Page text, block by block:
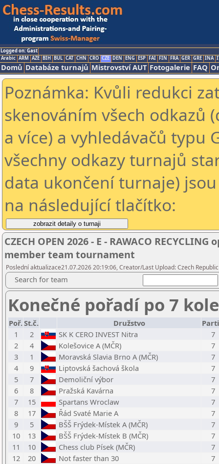
Logged on: Gast
Arabic ARM AZE BIH BUL CAT CHN CRO CZE DEN ENG ESP FAI FIN FRA GER GRE INA
Domů Databáze turnajů Mistrovství AUT Fotogalerie FAQ
Poznámka: Kvůli redukci
skenováním všech odkazů
a více) a vyhledávačů typu
všechny odkazy turnajů
data ukončení turnaje)
na následující tlačítko:
CZECH OPEN 2026 - E - RAWACO
member team tournament
Poslední aktualizace21.07.2026 20:19:06, Creator/Last Upload: Czech
Search for team
Konečné pořadí po 7
Poř.St.č. Družstvo
1
2 SK K CERO INVEST Nitra
7
2
4 Kolešovice A (MČR)
7
3
1 Moravská Slavia Brno A (MČR)
7
4
9 Liptovská šachová škola
7
5
7 Demoliční výbor
7
6
8 Pražská Kavárna
7
7
15 Spartans Wroclaw
7
8
17 Řád Svaté Marie A
7
9
5 BŠŠ Frýdek-Místek A (MČR)
7
10
13 BŠŠ Frýdek-Místek B (MČR)
7
11
10 Chess club Písek (MČR)
7
12
20 Not faster than 30
7